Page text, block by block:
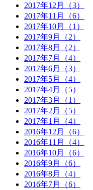
2017年12月（3）
2017年11月（6）
2017年10月（1）
2017年9月（2）
2017年8月（2）
2017年7月（4）
2017年6月（3）
2017年5月（4）
2017年4月（5）
2017年3月（1）
2017年2月（5）
2017年1月（4）
2016年12月（6）
2016年11月（4）
2016年10月（6）
2016年9月（6）
2016年8月（4）
2016年7月（6）